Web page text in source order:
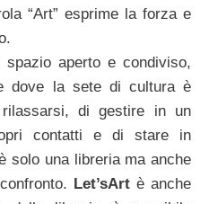
“Art” esprime la forza e
aperto e condiviso,
dove la sete di cultura è
di gestire in un
contatti e di stare in
solo una libreria ma anche
Let’sArtè anche